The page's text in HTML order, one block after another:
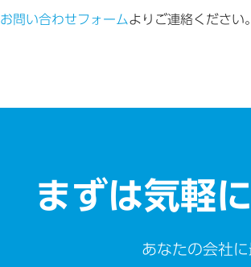
お問い合わせフォームよりご連絡ください。
まずは気軽
あなたの会社